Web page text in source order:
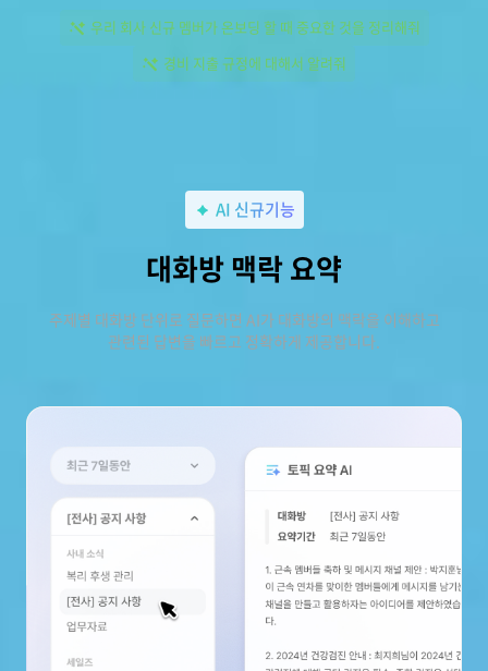
우리 회사 신규 멤버가 온보딩 할 때 중요한 것을 정리해줘
경비 지출 규정에 대해서 알려줘
AI 신규기능
대화방 맥락 요약
주제별 대화방 단위로 질문하면 AI가 대화방의 맥락을 이해하고
관련된 답변을 빠르고 정확하게 제공합니다.